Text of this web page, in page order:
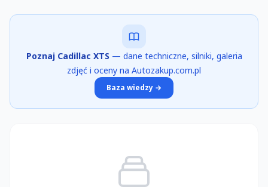
Poznaj Cadillac XTS — dane techniczne, silniki, galeria
zdjęć i oceny na Autozakup.com.pl
Baza wiedzy →